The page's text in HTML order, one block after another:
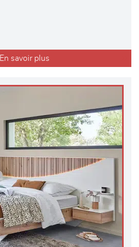
En savoir plus